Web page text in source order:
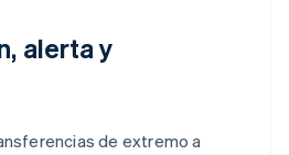
alerta y
de extremo a